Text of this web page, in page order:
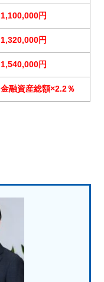
1,100,000円
1,320,000円
1,540,000円
金融資産総額×2.2％